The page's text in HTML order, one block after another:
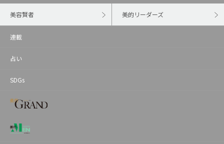
美容賢者 美的リーダーズ
連載
占い
SDGs